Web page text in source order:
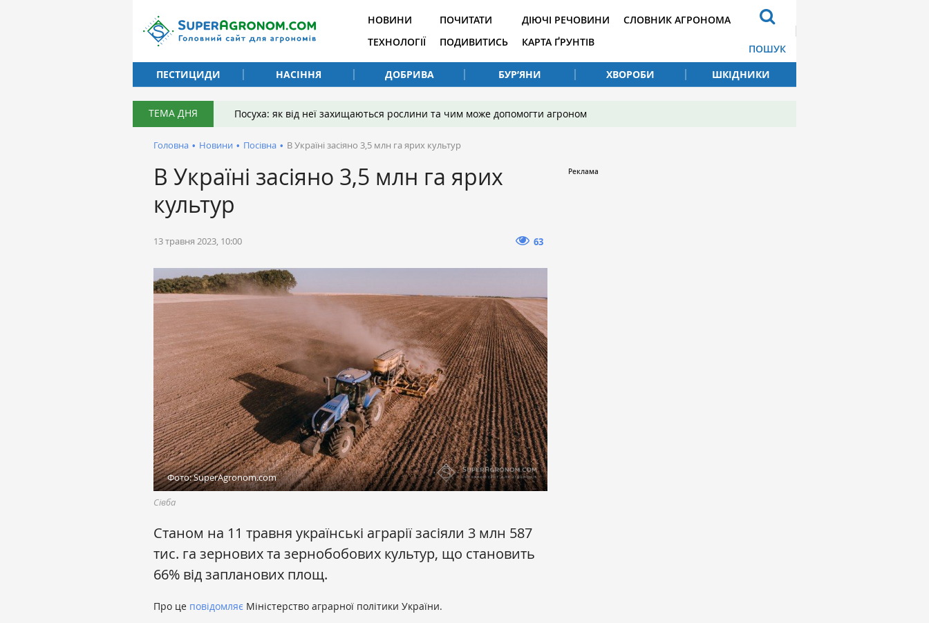
НОВИНИ
ТЕХНОЛОГІЇ
ПОЧИТАТИ
ПОДИВИТИСЬ
ДІЮЧІ РЕЧОВИНИ
КАРТА ҐРУНТІВ
СЛОВНИК АГРОНОМА
ПОШУК
ПЕСТИЦИДИ
НАСІННЯ ДОБРИВА БУР’ЯНИ ХВОРОБИ ШКІДНИКИ
ТЕМА ДНЯ Посуха: як від неї захищаються рослини та чим може допомогти агроном
Головна • Новини • Посівна • В Україні засіяно 3,5 млн га ярих культур
В Україні засіяно 3,5 млн га ярих
культур
13 травня 2023, 10:00 63
Фото: SuperAgronom.com
Сівба
Станом на 11 травня українські аграрії засіяли 3 млн 587
тис. га зернових та зернобобових культур, що становить
66% від запланових площ.
Про це повідомляє Міністерство аграрної політики України.